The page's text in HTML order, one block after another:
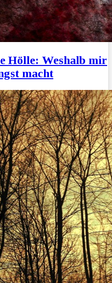
Hölle: Weshalb mir
macht